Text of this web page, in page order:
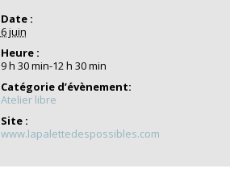
Date :
6 juin
Heure :
9 h 30 min-12 h 30 min
Catégorie d’évènement:
Atelier libre
Site :
www.lapalettedespossibles.com